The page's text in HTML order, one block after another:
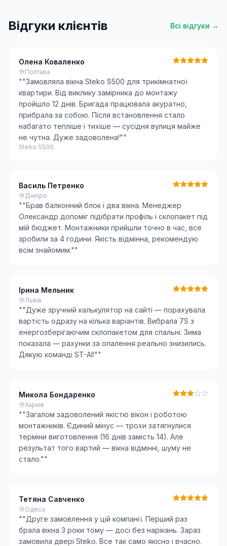
Відгуки клієнтів Всі відгуки →
Олена Коваленко
Полтава
""Замовляла вікна Steko S500 для трикімнатної
квартири. Від виклику замірника до монтажу
пройшло 12 днів. Бригада працювала акуратно,
прибрала за собою. Після встановлення стало
набагато тепліше і тихіше — сусідня вулиця майже
не чутна. Дуже задоволена!""
Steko S500
Василь Петренко
Дніпро
""Брав балконний блок і два вікна. Менеджер
Олександр допоміг підібрати профіль і склопакет під
мій бюджет. Монтажники прийшли точно в час, все
зробили за 4 години. Якість відмінна, рекомендую
всім знайомим.""
Ірина Мельник
Львів
""Дуже зручний калькулятор на сайті — порахувала
вартість одразу на кілька варіантів. Вибрала 7S з
енергозберігаючим склопакетом для спальні. Зима
показала — рахунки за опалення реально знизились.
Дякую команді ST-AI!""
Микола Бондаренко
Харків
""Загалом задоволений якістю вікон і роботою
монтажників. Єдиний мінус — трохи затягнулися
терміни виготовлення (16 днів замість 14). Але
результат того вартий — вікна відмінні, шуму не
стало.""
Тетяна Савченко
Одеса
""Друге замовлення у цій компанії. Перший раз
брала вікна 3 роки тому — досі без нарікань. Зараз
замовила двері Steko. Все так само якісно і вчасно.